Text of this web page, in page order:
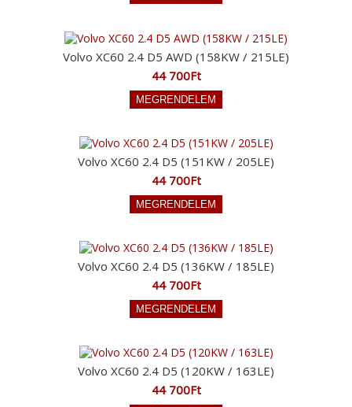
Volvo XC60 2.4 D5 AWD (158KW / 215LE)
44 700Ft
Volvo XC60 2.4 D5 (151KW / 205LE)
44 700Ft
Volvo XC60 2.4 D5 (136KW / 185LE)
44 700Ft
Volvo XC60 2.4 D5 (120KW / 163LE)
44 700Ft